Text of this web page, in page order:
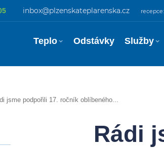
inbox@plzenskateplarenska.cz recepce:
Teplo Odstávky Služby
jsme podpořili 17. ročník oblíbeného...
Rádi